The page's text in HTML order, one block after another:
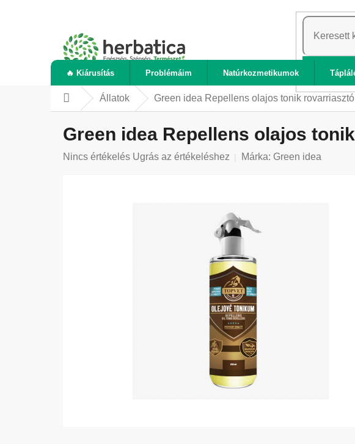
KERESÉS
🔥 Kiárusítás Problémáim Natúrkozmetikumok
Kezdőlap
Állatok Green idea Repellens olajos tonik
Green idea Repellens olajos
A
Nincs értékelés Ugrás az értékeléshez Márka: Green idea